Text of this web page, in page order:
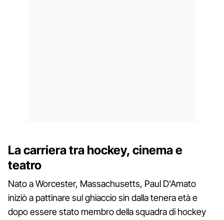
La carriera tra hockey, cinema e
teatro
Nato a Worcester, Massachusetts, Paul D'Amato
iniziò a pattinare sul ghiaccio sin dalla tenera età e
dopo essere stato membro della squadra di hockey